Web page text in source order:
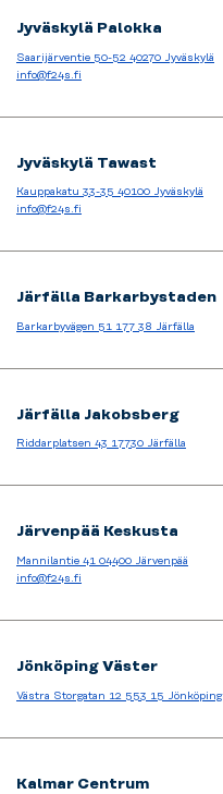
Jyväskylä Palokka
Saarijärventie 50-52 40270 Jyväskylä
info@f24s.fi
Jyväskylä Tawast
Kauppakatu 33-35 40100 Jyväskylä
info@f24s.fi
Järfälla Barkarbystaden
Barkarbyvägen 51 177 38 Järfälla
Järfälla Jakobsberg
Riddarplatsen 43 17730 Järfälla
Järvenpää Keskusta
Mannilantie 41 04400 Järvenpää
info@f24s.fi
Jönköping Väster
Västra Storgatan 12 553 15 Jönköping
Kalmar Centrum